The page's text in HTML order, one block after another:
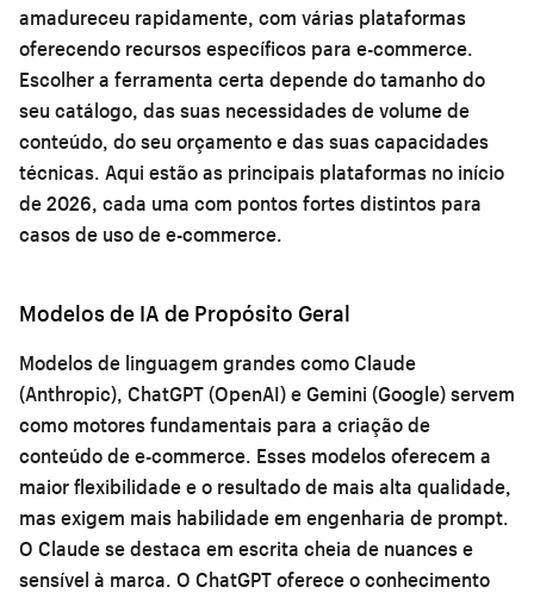
amadureceu rapidamente, com várias plataformas
oferecendo recursos específicos para e-commerce.
Escolher a ferramenta certa depende do tamanho do
seu catálogo, das suas necessidades de volume de
conteúdo, do seu orçamento e das suas capacidades
técnicas. Aqui estão as principais plataformas no início
de 2026, cada uma com pontos fortes distintos para
casos de uso de e-commerce.
Modelos de IA de Propósito Geral
Modelos de linguagem grandes como Claude
(Anthropic), ChatGPT (OpenAI) e Gemini (Google) servem
como motores fundamentais para a criação de
conteúdo de e-commerce. Esses modelos oferecem a
maior flexibilidade e o resultado de mais alta qualidade,
mas exigem mais habilidade em engenharia de prompt.
O Claude se destaca em escrita cheia de nuances e
sensível à marca. O ChatGPT oferece o conhecimento